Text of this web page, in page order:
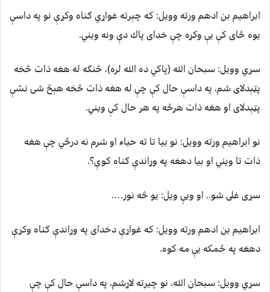
ابراهيم بن ادهم ورته وويل: كه چېرته غواړي ګناه وكړې نو په داسې
يوه ځاى كې يې وكړه چې خداى پاك دې ونه ويني.
سړي وويل: سبحان الله (پاكي ده الله لره)، څنګه له هغه ذات څخه
پټېدلاى شم، په داسې حال كې چې له هغه ذات څخه هېڅ شى نشې
پټېدلاى او هغه ذات هرڅه په هر حال كې ويني.
نو ابراهيم ورته وويل: نو بيا تا ته حياء او شرم نه درځي چې هغه
ذات تا ويني او بيا دهغه په وړاندې ګناه كوې؟.
سړى غلى شو.. او ويې ويل: يو څه نور….
ابراهيم بن ادهم ورته وويل: كه غواړې دخداى په وړاندې ګناه وكړې
دهغه په ځمكه يې مه كوه.
سړي وويل: سبحان الله، نو چيرته لاړشم، په داسې حال كې چې